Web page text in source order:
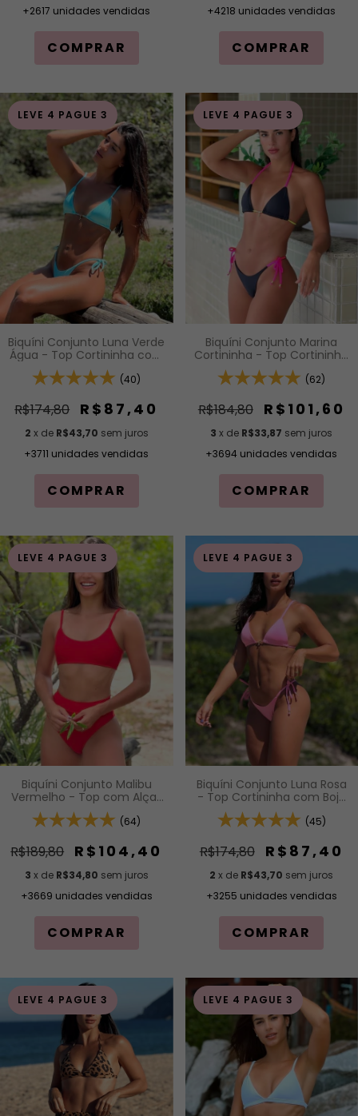
+2617 unidades vendidas
COMPRAR
+4218 unidades vendidas
COMPRAR
LEVE 4 PAGUE 3
Biquíni Conjunto Luna Verde
Água - Top Cortininha com
Bojo Removível e Calcinha
de Lacinho com Amarração
(40)
R$174,80 R$87,40
2 x de R$43,70 sem juros
+3711 unidades vendidas
COMPRAR
LEVE 4 PAGUE 3
Biquíni Conjunto Marina
Cortininha - Top Cortininha
com Bojo Removível e
Calcinha com Amarração
(62)
R$184,80 R$101,60
3 x de R$33,87 sem juros
+3694 unidades vendidas
COMPRAR
LEVE 4 PAGUE 3
Biquíni Conjunto Malibu
Vermelho - Top com Alças
Fixas e Bojo Removível e
Calcinha Cintura Alta (Hot
(64)
R$189,80 R$104,40
3 x de R$34,80 sem juros
+3669 unidades vendidas
COMPRAR
LEVE 4 PAGUE 3
Biquíni Conjunto Luna Rosa
- Top Cortininha com Bojo
Removível e Calcinha de
Lacinho com Amarração
(45)
R$174,80 R$87,40
2 x de R$43,70 sem juros
+3255 unidades vendidas
COMPRAR
LEVE 4 PAGUE 3 LEVE 4 PAGUE 3